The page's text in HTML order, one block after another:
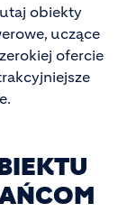
obiekty
uczące
ofercie